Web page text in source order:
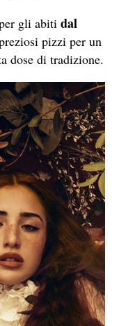
gli abiti dal
pizzi per un
dose di tradizione.